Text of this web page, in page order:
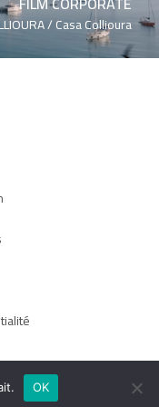
/Casa Collioura
OK